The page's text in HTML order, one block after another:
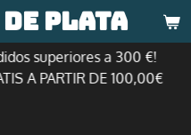
plata
superiores a 300 €!
A PARTIR DE 100,00€